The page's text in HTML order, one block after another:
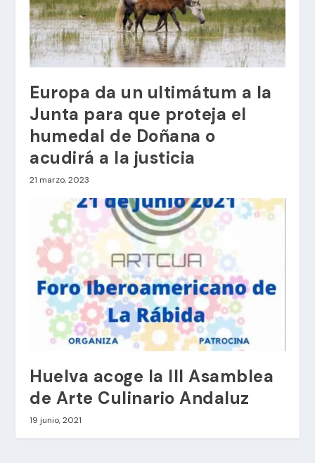
Europa da un ultimátum a la
Junta para que proteja el
humedal de Doñana o
acudirá a la justicia
21 marzo, 2023
Huelva acoge la III Asamblea
de Arte Culinario Andaluz
19 junio, 2021